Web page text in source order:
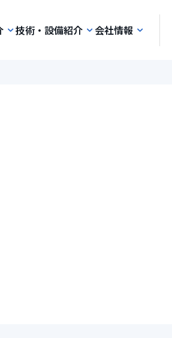
技術・設備紹介 会社情報